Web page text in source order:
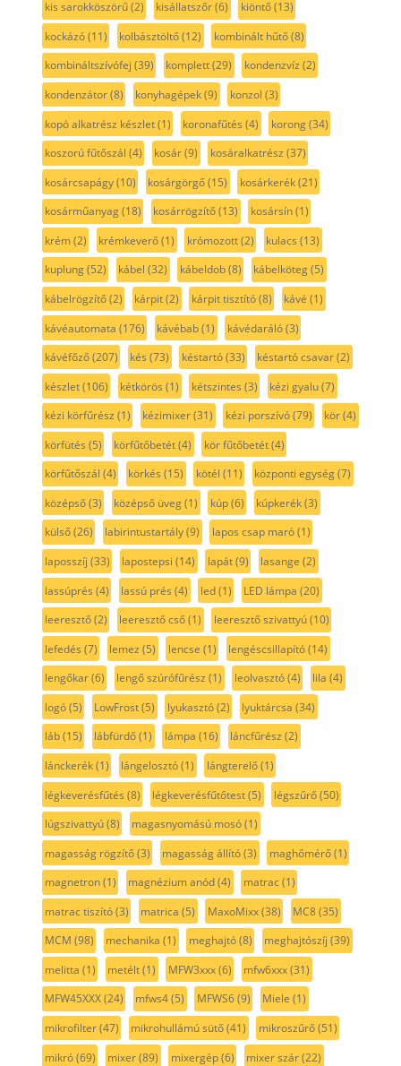
kis sarokköszörű(2) kisállatszőr(6) kiöntő(13)
kockázó(11) kolbásztöltő(12) kombinált hűtő(8)
kombináltszívófej (39) komplett(29) kondenzvíz (2)
kondenzátor(8) konyhagépek(9) konzol (3)
kopó alkatrész készlet(1) koronafűtés (4) korong(34)
koszorú fűtőszál (4) kosár(9) kosáralkatrész (37)
kosárcsapágy(10) kosárgörgő(15) kosárkerék(21)
kosárműanyag(18) kosárrögzítő(13) kosársín(1)
krém(2) krémkeverő(1) krómozott(2) kulacs (13)
kuplung(52) kábel (32) kábeldob(8) kábelköteg(5)
kábelrögzítő(2) kárpit(2) kárpit tisztító(8) kávé (1)
kávéautomata (176) kávébab(1) kávédaráló(3)
kávéfőző(207) kés (73) késtartó(33) késtartó csavar(2)
készlet(106) kétkörös (1) kétszintes (3) kézi gyalu(7)
kézi körfűrész (1) kézimixer(31) kézi porszívó(79) kör(4)
körfütés (5) körfűtőbetét(4) kör fűtőbetét(4)
körfűtőszál (4) körkés (15) kötél (11) központi egység(7)
középső(3) középső üveg(1) kúp(6) kúpkerék(3)
külső(26) labirintustartály(9) lapos csap maró(1)
laposszíj (33) lapostepsi (14) lapát(9) lasange (2)
lassúprés (4) lassú prés (4) led(1) LED lámpa (20)
leeresztő(2) leeresztő cső(1) leeresztő szivattyú(10)
lefedés (7) lemez (5) lencse (1) lengéscsillapító(14)
lengőkar(6) lengő szúrófűrész (1) leolvasztó(4) lila (4)
logó(5) LowFrost(5) lyukasztó(2) lyuktárcsa (34)
láb(15) lábfürdő(1) lámpa (16) láncfűrész (2)
lánckerék(1) lángelosztó(1) lángterelő(1)
légkeverésfűtés (8) légkeverésfűtőtest(5) légszűrő(50)
lúgszivattyú(8) magasnyomású mosó(1)
magasság rögzítő(3) magasság állító(3) maghőmérő(1)
magnetron(1) magnézium anód(4) matrac(1)
matrac tiszító(3) matrica (5) MaxoMixx(38) MC8(35)
MCM (98) mechanika (1) meghajtó(8) meghajtószíj (39)
melitta (1) metélt(1) MFW3xxx(6) mfw6xxx(31)
MFW45XXX(24) mfws4(5) MFWS6(9) Miele (1)
mikrofilter(47) mikrohullámú sütő(41) mikroszűrő(51)
mikró(69) mixer(89) mixergép(6) mixer szár(22)